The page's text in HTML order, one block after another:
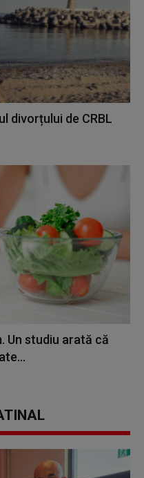
divorțului de CRBL
Un studiu arată că